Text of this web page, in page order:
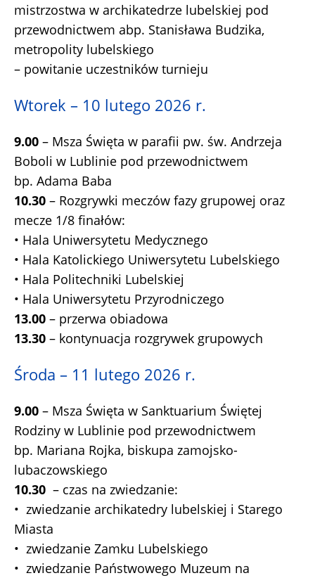
mistrzostwa w archikatedrze lubelskiej pod
przewodnictwem abp. Stanisława Budzika,
metropolity lubelskiego
– powitanie uczestników turnieju
Wtorek – 10 lutego 2026 r.
9.00 – Msza Święta w parafii pw. św. Andrzeja
Boboli w Lublinie pod przewodnictwem
bp. Adama Baba
10.30 – Rozgrywki meczów fazy grupowej oraz
mecze 1/8 finałów:
• Hala Uniwersytetu Medycznego
• Hala Katolickiego Uniwersytetu Lubelskiego
• Hala Politechniki Lubelskiej
• Hala Uniwersytetu Przyrodniczego
13.00 – przerwa obiadowa
13.30 – kontynuacja rozgrywek grupowych
Środa – 11 lutego 2026 r.
9.00 – Msza Święta w Sanktuarium Świętej
Rodziny w Lublinie pod przewodnictwem
bp. Mariana Rojka, biskupa zamojsko-
lubaczowskiego
10.30 – czas na zwiedzanie:
• zwiedzanie archikatedry lubelskiej i Starego
Miasta
• zwiedzanie Zamku Lubelskiego
• zwiedzanie Państwowego Muzeum na